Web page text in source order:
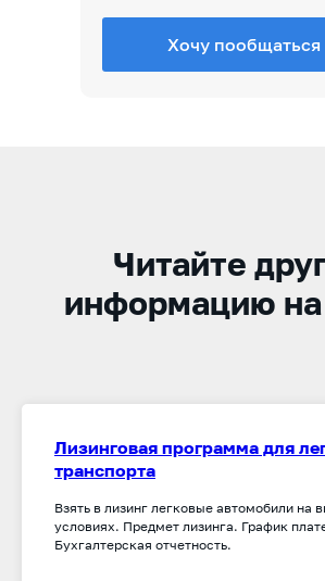
Хочу пообщаться
Читайте
информацию на
Лизинговая программа для
транспорта
Взять в лизинг легковые автомобили на
условиях. Предмет лизинга. График
Бухгалтерская отчетность.